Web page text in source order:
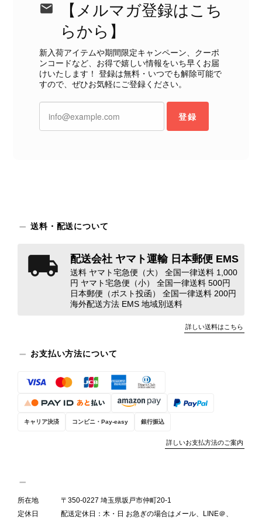
す。 オンラインでも安心して商品を
お選びいただけるよう、より正確な状
態確認とご案内に努めてまいります。
2026/07/30
た以上に素敵なお品でした」とのお言
葉をいただき、スタッフ一同とても嬉
しく、何よりの励みになります。 ぜ
ひこちらの商品を末永くご愛用いただ
けましたら幸いです。 また気になる
商品やご不明な点などございました
い。 またご縁がございましたら、ぜ
VintageShop solo
PRADA プラダ VITELLO PHENIX ショルダーバッグ ブラウン ロゴ レザー 2WAY BL0805 vintage ヴィンテージ オールド 2rpjby
【メルマガ登録はこち
らから】
新入荷アイテムや期間限定キャンペーン、クーポ
ンコードなど、お得で嬉しい情報をいち早くお届
けいたします！ 登録は無料・いつでも解除可能で
すので、ぜひお気軽にご登録ください。
登録
送料・配送について
配送会社 ヤマト運輸 日本郵便 EMS
送料 ヤマト宅急便（大） 全国一律送料 1,000
円 ヤマト宅急便（小） 全国一律送料 500円
日本郵便（ポスト投函） 全国一律送料 200円
海外配送方法 EMS 地域別送料
詳しい送料はこちら
お支払い方法について
キャリア決済 コンビニ・Pay-easy 銀行振込
詳しいお支払方法のご案内
所在地
〒350-0227 埼玉県坂戸市仲町20-1
定休日
配送定休日：木・日 お急ぎの場合はメール、LINE＠、